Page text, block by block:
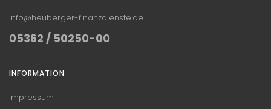
info@heuberger-finanzdienste.de
05362 / 50250-00
INFORMATION
Impressum